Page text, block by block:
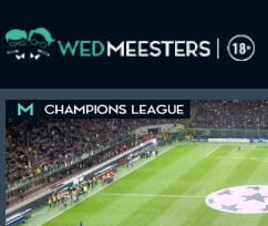
to
content